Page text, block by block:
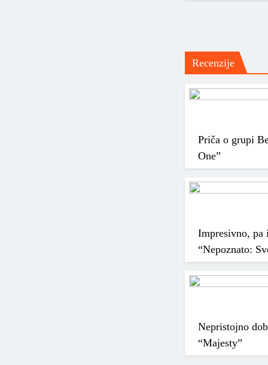
Recenzije
Priča o grupi
One”
Impresivno, pa
“Nepoznato:
Nepristojno
“Majesty”